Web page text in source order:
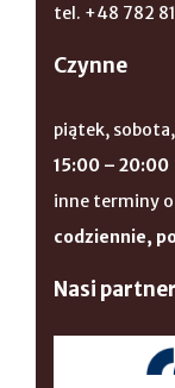
tel. +48 782 81
Czynne
piątek,
15:00 – 20:00
inne terminy
codziennie,
Nasi